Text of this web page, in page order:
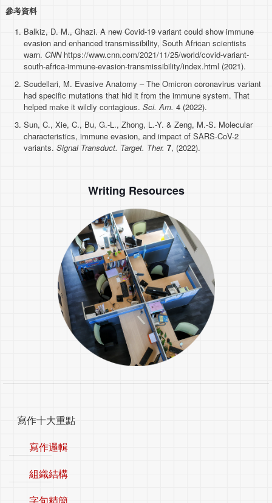
參考資料
Balkiz, D. M., Ghazi. A new Covid-19 variant could show immune
evasion and enhanced transmissibility, South African scientists
warn.CNNhttps://www.cnn.com/2021/11/25/world/covid-variant-
south-africa-immune-evasion-transmissibility/index.html (2021).
Scudellari, M. Evasive Anatomy – The Omicron coronavirus variant
had specific mutations that hid it from the immune system. That
helped make it wildly contagious.Sci. Am. 4 (2022).
Sun, C., Xie, C., Bu, G.-L., Zhong, L.-Y. & Zeng, M.-S. Molecular
characteristics, immune evasion, and impact of SARS-CoV-2
variants.Signal Transduct. Target. Ther. 7, (2022).
Writing Resources
寫作十大重點
寫作邏輯
組織結構